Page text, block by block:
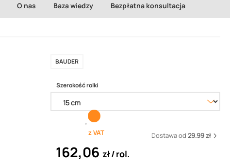
O nas Baza wiedzy Bezpłatna konsultacja
BAUDER
Szerokość rolki
z VAT Dostawa od 29.99 zł
162,06 zł rol.